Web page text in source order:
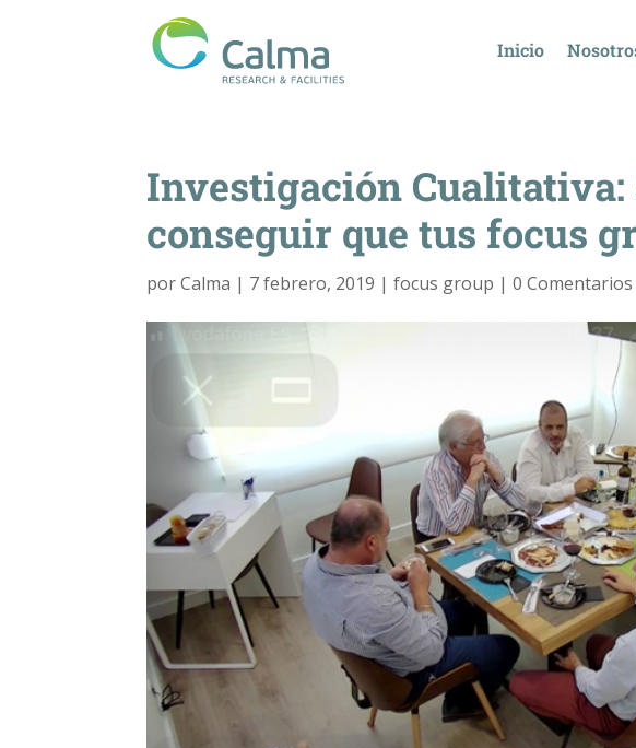
Inicio
Investigación Cualitativa:
conseguir que tus focus
porCalma | 7 febrero, 2019 |focus group |0 Comentarios